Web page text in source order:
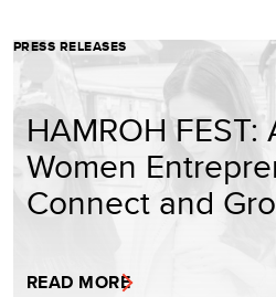
PRESS RELEASES
HAMROH
Women
Connect and
READ MORE